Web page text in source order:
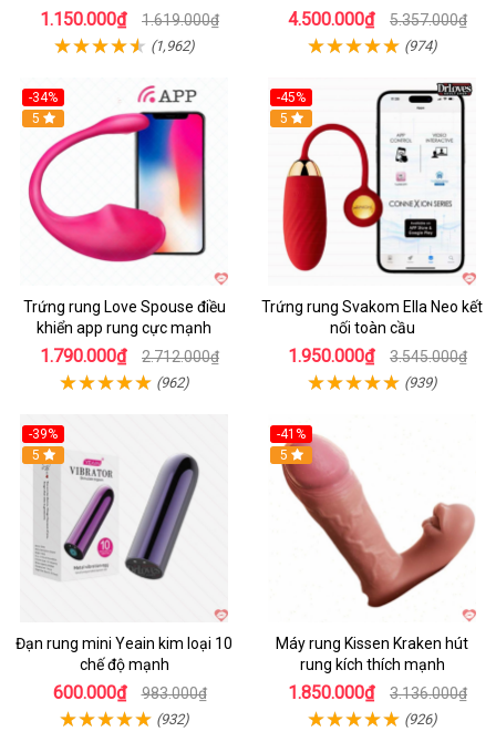
1.150.000₫ 1.619.000₫
(1,962)
4.500.000₫ 5.357.000₫
(974)
-34%
5
Trứng rung Love Spouse điều
khiển app rung cực mạnh
1.790.000₫ 2.712.000₫
(962)
-45%
Hot
5
Trứng rung Svakom Ella Neo kết
nối toàn cầu
1.950.000₫ 3.545.000₫
(939)
-39%
Hot
5
Đạn rung mini Yeain kim loại 10
chế độ mạnh
600.000₫ 983.000₫
(932)
-41%
Hot
5
Máy rung Kissen Kraken hút
rung kích thích mạnh
1.850.000₫ 3.136.000₫
(926)